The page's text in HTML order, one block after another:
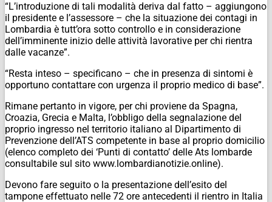
“L’introduzione di tali modalità deriva dal fatto – aggiungono
il presidente e l’assessore – che la situazione dei contagi in
Lombardia è tutt’ora sotto controllo e in considerazione
dell’imminente inizio delle attività lavorative per chi rientra
dalle vacanze”.
“Resta inteso – specificano – che in presenza di sintomi è
opportuno contattare con urgenza il proprio medico di base”.
Rimane pertanto in vigore, per chi proviene da Spagna,
Croazia, Grecia e Malta, l’obbligo della segnalazione del
proprio ingresso nel territorio italiano al Dipartimento di
Prevenzione dell’ATS competente in base al proprio domicilio
(elenco completo dei ‘Punti di contatto’ delle Ats lombarde
consultabile sul sito www.lombardianotizie.online).
Devono fare seguito o la presentazione dell’esito del
tampone effettuato nelle 72 ore antecedenti il rientro in Italia